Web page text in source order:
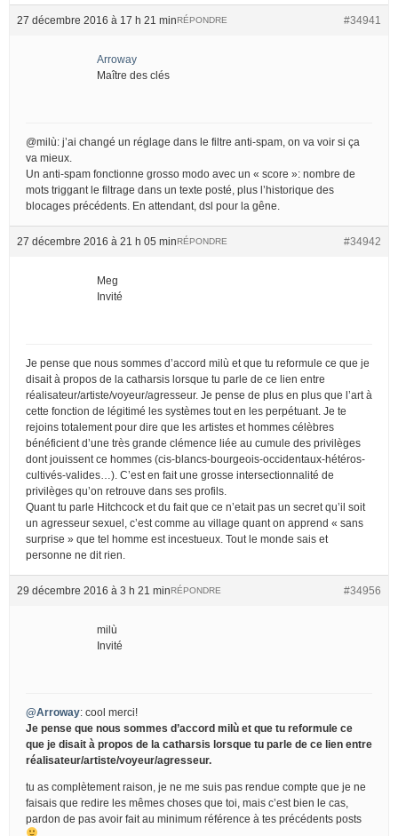
27 décembre 2016 à 17 h 21 min #34941
RÉPONDRE
Arroway
Maître des clés
@milù: j’ai changé un réglage dans le filtre anti-spam, on va voir si ça
va mieux.
Un anti-spam fonctionne grosso modo avec un « score »: nombre de
mots triggant le filtrage dans un texte posté, plus l’historique des
blocages précédents. En attendant, dsl pour la gêne.
27 décembre 2016 à 21 h 05 min #34942
RÉPONDRE
Meg
Invité
Je pense que nous sommes d’accord milù et que tu reformule ce que je
disait à propos de la catharsis lorsque tu parle de ce lien entre
réalisateur/artiste/voyeur/agresseur. Je pense de plus en plus que l’art à
cette fonction de légitimé les systèmes tout en les perpétuant. Je te
rejoins totalement pour dire que les artistes et hommes célèbres
bénéficient d’une très grande clémence liée au cumule des privilèges
dont jouissent ce hommes (cis-blancs-bourgeois-occidentaux-hétéros-
cultivés-valides…). C’est en fait une grosse intersectionnalité de
privilèges qu’on retrouve dans ses profils.
Quant tu parle Hitchcock et du fait que ce n’etait pas un secret qu’il soit
un agresseur sexuel, c’est comme au village quant on apprend « sans
surprise » que tel homme est incestueux. Tout le monde sais et
personne ne dit rien.
29 décembre 2016 à 3 h 21 min #34956
RÉPONDRE
milù
Invité
@Arroway: cool merci!
Je pense que nous sommes d’accord milù et que tu reformule ce
que je disait à propos de la catharsis lorsque tu parle de ce lien entre
réalisateur/artiste/voyeur/agresseur.
tu as complètement raison, je ne me suis pas rendue compte que je ne
faisais que redire les mêmes choses que toi, mais c’est bien le cas,
pardon de pas avoir fait au minimum référence à tes précédents posts